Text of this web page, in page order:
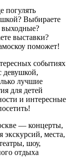
погулять
Выбираете
выходные?
выставки?
поможет!
событиях
девушкой,
лучшие
для детей
и интересные
— концерты,
экскурсий, места,
шоу,
отдыха